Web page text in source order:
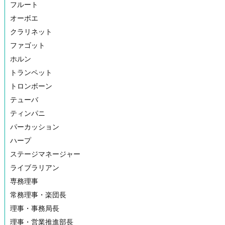
フルート
オーボエ
クラリネット
ファゴット
ホルン
トランペット
トロンボーン
テューバ
ティンパニ
パーカッション
ハープ
ステージマネージャー
ライブラリアン
専務理事
常務理事・楽団長
理事・事務局長
理事・営業推進部長